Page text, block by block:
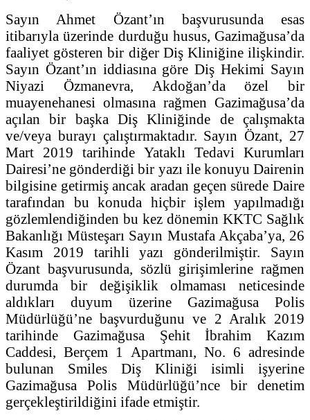
Sayın Ahmet Özant’ın başvurusunda esas
itibarıyla üzerinde durduğu husus, Gazimağusa’da
faaliyet gösteren bir diğer Diş Kliniğine ilişkindir.
Sayın Özant’ın iddiasına göre Diş Hekimi Sayın
Niyazi Özmanevra, Akdoğan’da özel bir
muayenehanesi olmasına rağmen Gazimağusa’da
açılan bir başka Diş Kliniğinde de çalışmakta
ve/veya burayı çalıştırmaktadır. Sayın Özant, 27
Mart 2019 tarihinde Yataklı Tedavi Kurumları
Dairesi’ne gönderdiği bir yazı ile konuyu Dairenin
bilgisine getirmiş ancak aradan geçen sürede Daire
tarafından bu konuda hiçbir işlem yapılmadığı
gözlemlendiğinden bu kez dönemin KKTC Sağlık
Bakanlığı Müsteşarı Sayın Mustafa Akçaba’ya, 26
Kasım 2019 tarihli yazı gönderilmiştir. Sayın
Özant başvurusunda, sözlü girişimlerine rağmen
durumda bir değişiklik olmaması neticesinde
aldıkları duyum üzerine Gazimağusa Polis
Müdürlüğü’ne başvurduğunu ve 2 Aralık 2019
tarihinde Gazimağusa Şehit İbrahim Kazım
Caddesi, Berçem 1 Apartmanı, No. 6 adresinde
bulunan Smiles Diş Kliniği isimli işyerine
Gazimağusa Polis Müdürlüğü’nce bir denetim
gerçekleştirildiğini ifade etmiştir.